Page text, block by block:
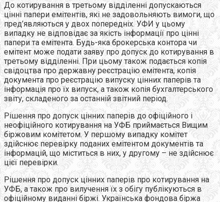
До котирування в третьому відділенні допускаються
цінні папери емітентів, які не задовольняють вимоги, що
пред’являються у двох попередніх. УФИ у цьому
випадку не відповідає за якість інформації про цінні
папери та емітента. Будь-яка брокерська контора чи
емітент може подати заяву про допуск до котирування в
третьому відділенні. При цьому також подається копія
свідоцтва про державну реєстрацію емітента, копія
документа про реєстрацію випуску цінних паперів та
інформація про їх випуск, а також копія бухгалтерського
звіту, складеного за останній звітний період.
Рішення про допуск цінних паперів до офіційного і
неофіційного котирування на УФБ приймається Вищим
біржовим комітетом. У першому випадку комітет
здійснює перевірку поданих емітентом документів та
інформацій, що міститься в них, у другому – не здійснює
цієї перевірки.
Рішення про допуск цінних паперів про котирування на
УФБ, а також про вилучення їх з обігу публікуються в
офіційному виданні біржі. Українська фондова біржа